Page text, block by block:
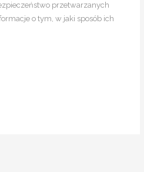
przetwarzanych
o tym, w jaki sposób ich